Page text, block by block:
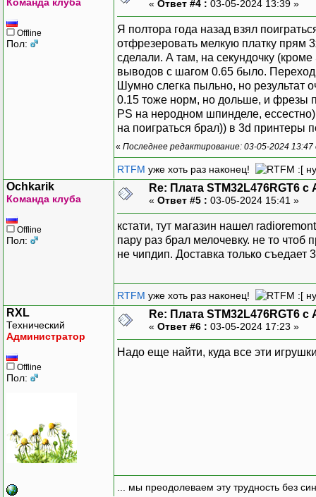
Offline
Пол:
« Ответ #4 : 03-05-2024 13:39 »
Я полтора года назад взял
отфрезеровать мелкую платку прям
сделали. А там, на секундочку
выводов с шагом 0.65 было.
Шумно слегка пыльно, но результат
0.15 тоже норм, но дольше, и фрезы
PS на неродном шпинделе,
на поиграться брал)) в 3d принтеры
« Последнее редактирование: 03-05-2024
RTFM уже хоть раз наконец! :[
Ochkarik
Команда клуба
Offline
Пол:
Re: Плата STM32L476RGT6
« Ответ #5 : 03-05-2024 15:41 »
кстати, тут магазин нашел
пару раз брал мелочевку. не то
не чипдип. Доставка только
RTFM уже хоть раз наконец! :[
RXL
Технический
Администратор
Offline
Пол:
Re: Плата STM32L476RGT6
« Ответ #6 : 03-05-2024 17:23 »
Надо еще найти, куда все эти
... мы преодолеваем эту трудность без